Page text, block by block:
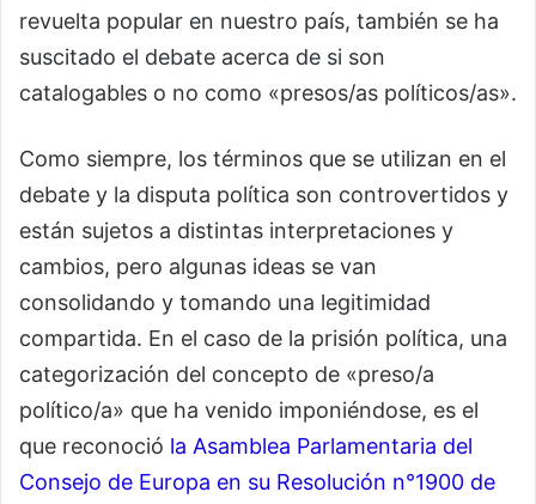
revuelta popular en nuestro país, también se ha
suscitado el debate acerca de si son
catalogables o no como «presos/as políticos/as».
Como siempre, los términos que se utilizan en el
debate y la disputa política son controvertidos y
están sujetos a distintas interpretaciones y
cambios, pero algunas ideas se van
consolidando y tomando una legitimidad
compartida. En el caso de la prisión política, una
categorización del concepto de «preso/a
político/a» que ha venido imponiéndose, es el
que reconoció la Asamblea Parlamentaria del
Consejo de Europa en su Resolución n°1900 de